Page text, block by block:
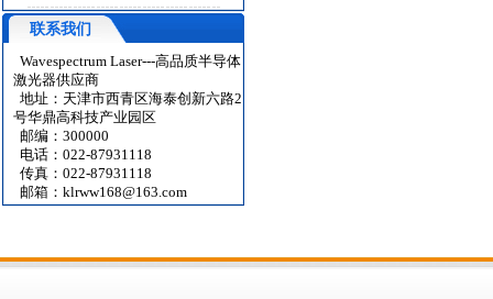
联系我们
Wavespectrum Laser---高品质半导体
激光器供应商
地址：天津市西青区海泰创新六路2
号华鼎高科技产业园区
邮编：300000
电话：022-87931118
传真：022-87931118
邮箱： klrww168@163.com